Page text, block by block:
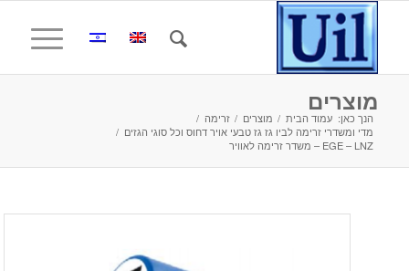
מוצרים
הנך כאן: עמוד הבית / מוצרים / זרימה /
מדי ומשדרי זרימה לביו גז גז טבעי אויר דחוס וכל סוגי הגזים /
EGE – LNZ – משדר זרימה לאוויר